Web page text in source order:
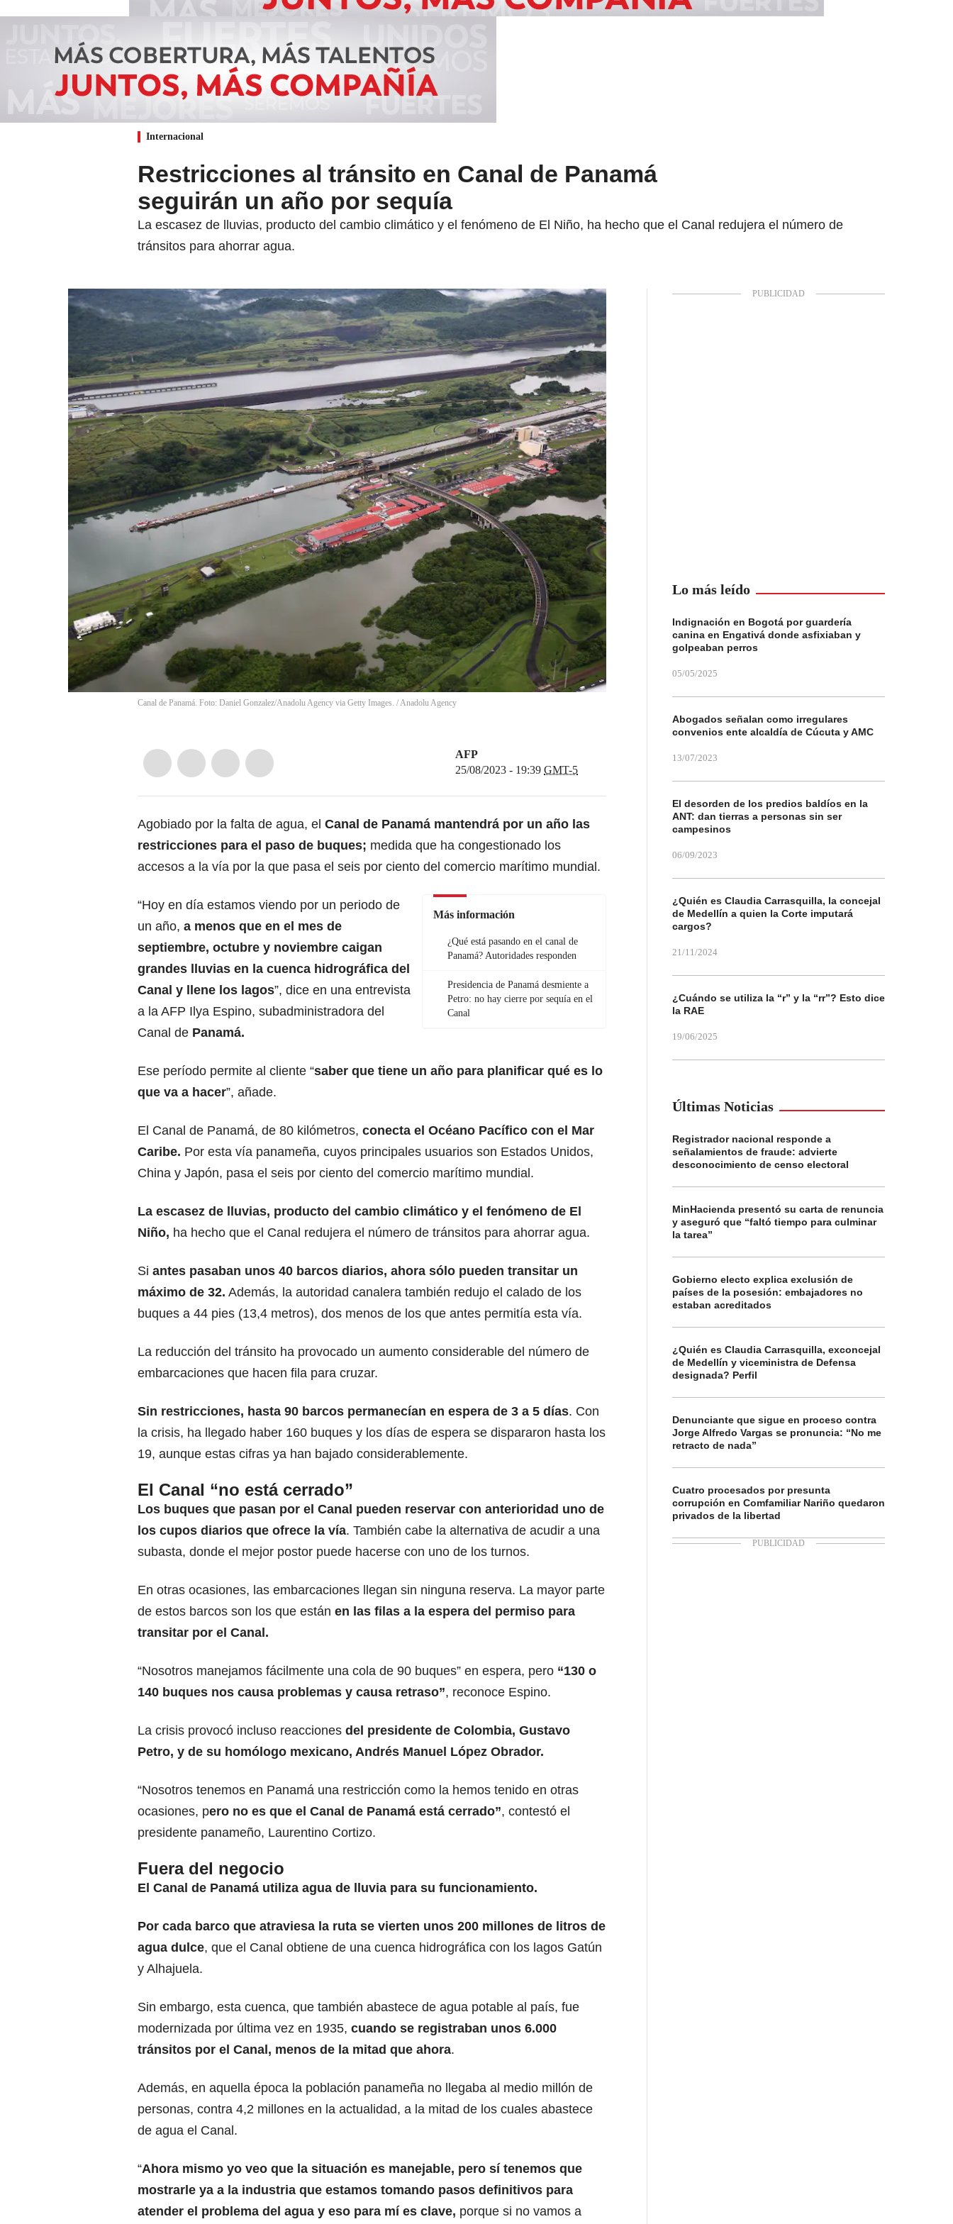
Internacional
Restricciones al tránsito en Canal de Panamá
seguirán un año por sequía
La escasez de lluvias, producto del cambio climático y el fenómeno de El Niño, ha hecho que el Canal redujera el número de
tránsitos para ahorrar agua.
Canal de Panamá. Foto: Daniel Gonzalez/Anadolu Agency via Getty Images. /Anadolu Agency
AFP
25/08/2023 - 19:39 GMT-5
Agobiado por la falta de agua, el Canal de Panamá mantendrá por un año las
restricciones para el paso de buques; medida que ha congestionado los
accesos a la vía por la que pasa el seis por ciento del comercio marítimo mundial.
Más información
¿Qué está pasando en el canal de
Panamá? Autoridades responden
Presidencia de Panamá desmiente a
Petro: no hay cierre por sequía en el
Canal
“Hoy en día estamos viendo por un periodo de
un año, a menos que en el mes de
septiembre, octubre y noviembre caigan
grandes lluvias en la cuenca hidrográfica del
Canal y llene los lagos”, dice en una entrevista
a la AFP Ilya Espino, subadministradora del
Canal de Panamá.
Ese período permite al cliente “saber que tiene un año para planificar qué es lo
que va a hacer”, añade.
El Canal de Panamá, de 80 kilómetros, conecta el Océano Pacífico con el Mar
Caribe. Por esta vía panameña, cuyos principales usuarios son Estados Unidos,
China y Japón, pasa el seis por ciento del comercio marítimo mundial.
La escasez de lluvias, producto del cambio climático y el fenómeno de El
Niño, ha hecho que el Canal redujera el número de tránsitos para ahorrar agua.
Si antes pasaban unos 40 barcos diarios, ahora sólo pueden transitar un
máximo de 32. Además, la autoridad canalera también redujo el calado de los
buques a 44 pies (13,4 metros), dos menos de los que antes permitía esta vía.
La reducción del tránsito ha provocado un aumento considerable del número de
embarcaciones que hacen fila para cruzar.
Sin restricciones, hasta 90 barcos permanecían en espera de 3 a 5 días. Con
la crisis, ha llegado haber 160 buques y los días de espera se dispararon hasta los
19, aunque estas cifras ya han bajado considerablemente.
El Canal “no está cerrado”
Los buques que pasan por el Canal pueden reservar con anterioridad uno de
los cupos diarios que ofrece la vía. También cabe la alternativa de acudir a una
subasta, donde el mejor postor puede hacerse con uno de los turnos.
En otras ocasiones, las embarcaciones llegan sin ninguna reserva. La mayor parte
de estos barcos son los que están en las filas a la espera del permiso para
transitar por el Canal.
“Nosotros manejamos fácilmente una cola de 90 buques” en espera, pero “130 o
140 buques nos causa problemas y causa retraso”, reconoce Espino.
La crisis provocó incluso reacciones del presidente de Colombia, Gustavo
Petro, y de su homólogo mexicano, Andrés Manuel López Obrador.
“Nosotros tenemos en Panamá una restricción como la hemos tenido en otras
ocasiones, pero no es que el Canal de Panamá está cerrado”, contestó el
presidente panameño, Laurentino Cortizo.
Fuera del negocio
El Canal de Panamá utiliza agua de lluvia para su funcionamiento.
Por cada barco que atraviesa la ruta se vierten unos 200 millones de litros de
agua dulce, que el Canal obtiene de una cuenca hidrográfica con los lagos Gatún
y Alhajuela.
Sin embargo, esta cuenca, que también abastece de agua potable al país, fue
modernizada por última vez en 1935, cuando se registraban unos 6.000
tránsitos por el Canal, menos de la mitad que ahora.
Además, en aquella época la población panameña no llegaba al medio millón de
personas, contra 4,2 millones en la actualidad, a la mitad de los cuales abastece
de agua el Canal.
“Ahora mismo yo veo que la situación es manejable, pero sí tenemos que
mostrarle ya a la industria que estamos tomando pasos definitivos para
atender el problema del agua y eso para mí es clave, porque si no vamos a
Lo más leído
Indignación en Bogotá por guardería
canina en Engativá donde asfixiaban y
golpeaban perros
05/05/2025
Abogados señalan como irregulares
convenios ente alcaldía de Cúcuta y AMC
13/07/2023
El desorden de los predios baldíos en la
ANT: dan tierras a personas sin ser
campesinos
06/09/2023
¿Quién es Claudia Carrasquilla, la concejal
de Medellín a quien la Corte imputará
cargos?
21/11/2024
¿Cuándo se utiliza la “r” y la “rr”? Esto dice
la RAE
19/06/2025
Últimas Noticias
Registrador nacional responde a
señalamientos de fraude: advierte
desconocimiento de censo electoral
MinHacienda presentó su carta de renuncia
y aseguró que “faltó tiempo para culminar
la tarea”
Gobierno electo explica exclusión de
países de la posesión: embajadores no
estaban acreditados
¿Quién es Claudia Carrasquilla, exconcejal
de Medellín y viceministra de Defensa
designada? Perfil
Denunciante que sigue en proceso contra
Jorge Alfredo Vargas se pronuncia: “No me
retracto de nada”
Cuatro procesados por presunta
corrupción en Comfamiliar Nariño quedaron
privados de la libertad